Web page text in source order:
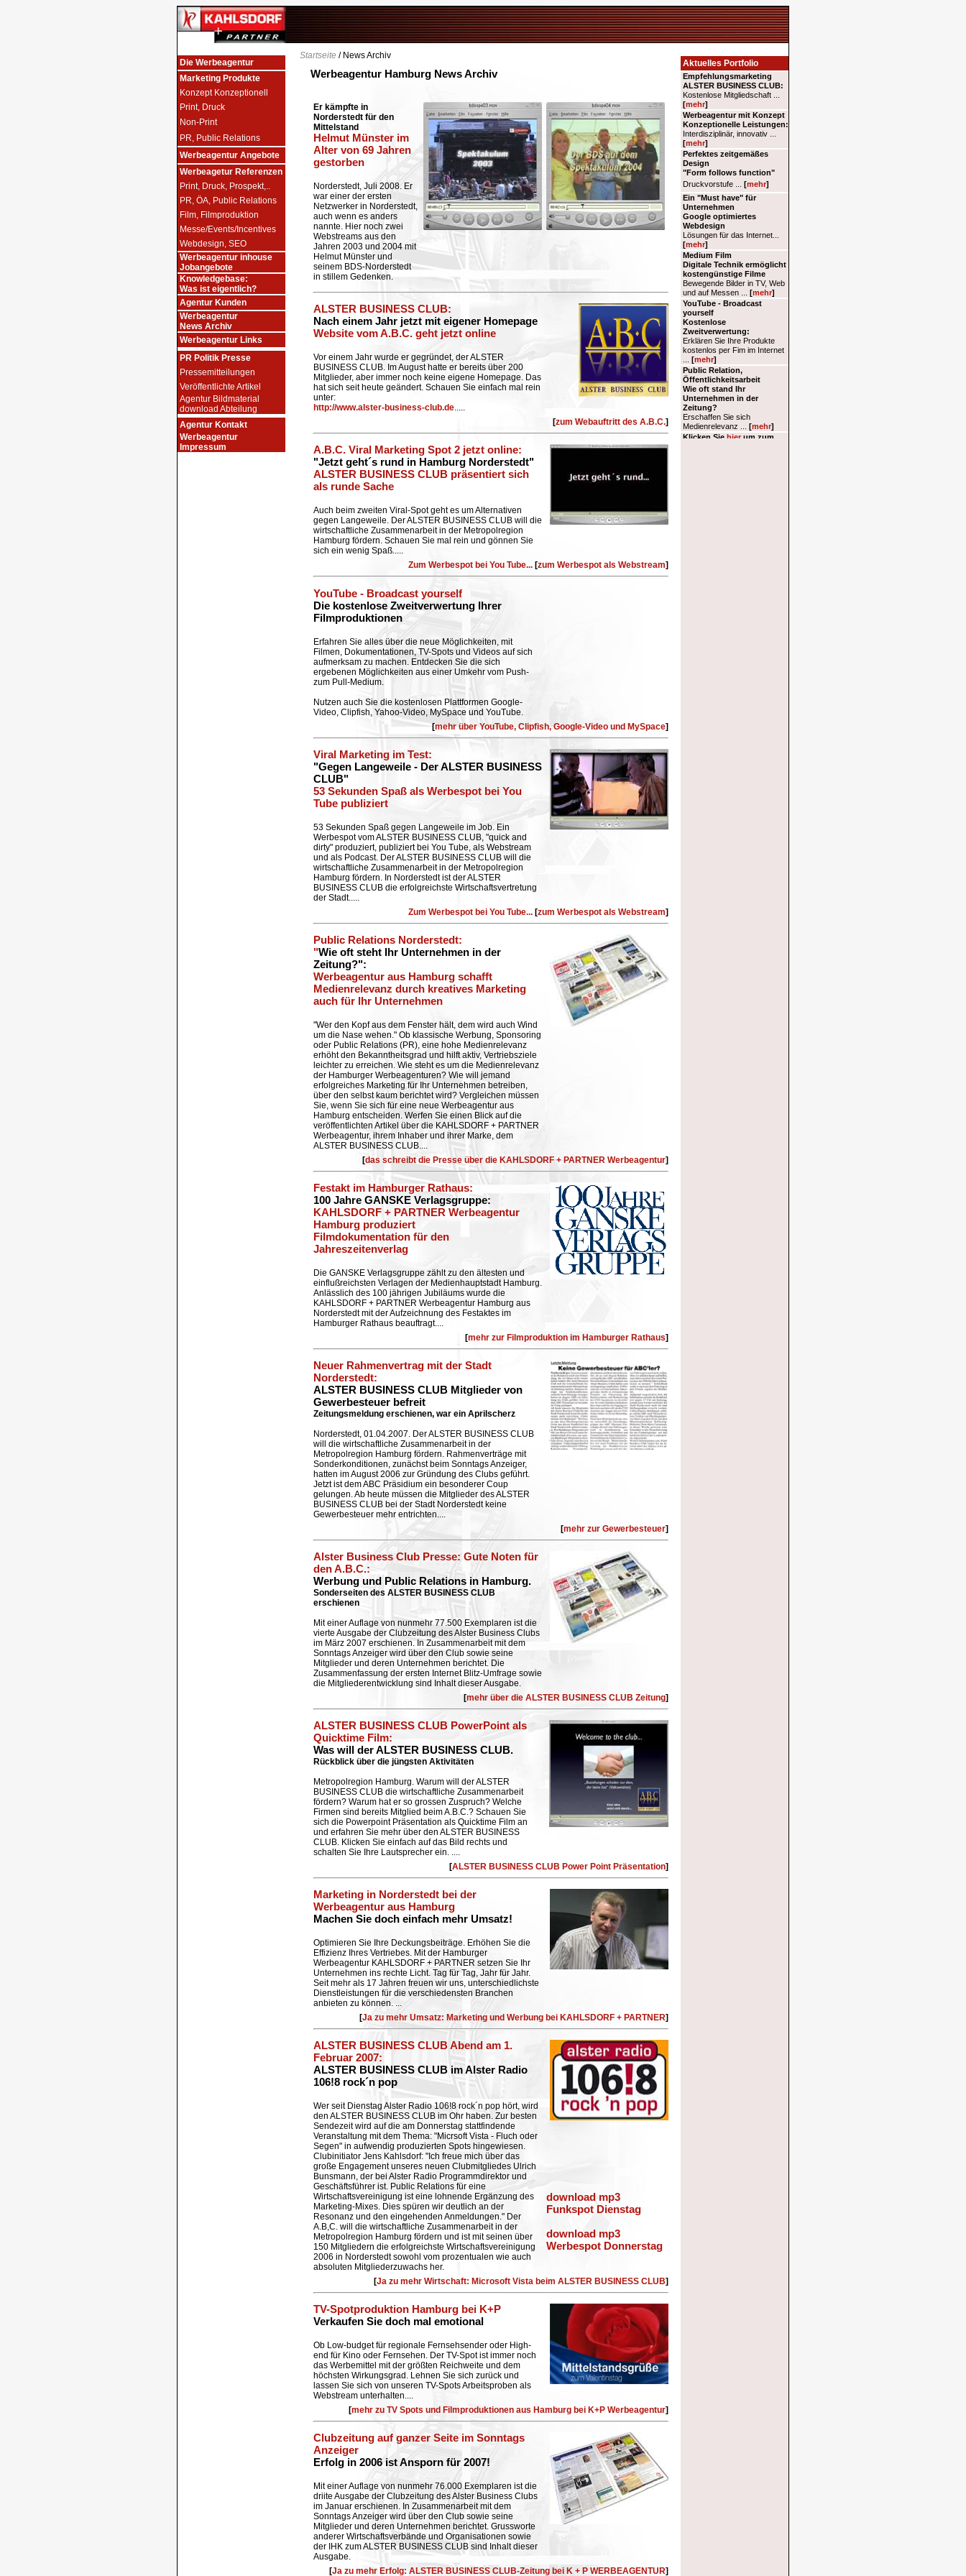
Die Werbeagentur
Marketing Produkte
Konzept Konzeptionell
Print, Druck
Non-Print
PR, Public Relations
Werbeagentur Angebote
Werbeagetur Referenzen
Print, Druck, Prospekt,..
PR, ÖA, Public Relations
Film, Filmproduktion
Messe/Events/Incentives
Webdesign, SEO
Werbeagentur inhouse
Jobangebote
Knowledgebase:
Was ist eigentlich?
Agentur Kunden
Werbeagentur
News Archiv
Werbeagentur Links
PR Politik Presse
Pressemitteilungen
Veröffentlichte Artikel
Agentur Bildmaterial
download Abteilung
Agentur Kontakt
Werbeagentur
Impressum
Startseite / News Archiv
Werbeagentur Hamburg News Archiv
Er kämpfte in
Norderstedt für den
Mittelstand
Helmut Münster im
Alter von 69 Jahren
gestorben
Norderstedt, Juli 2008. Er
war einer der ersten
Netzwerker in Norderstedt,
auch wenn es anders
nannte. Hier noch zwei
Webstreams aus den
Jahren 2003 und 2004 mit
Helmut Münster und
seinem BDS-Norderstedt
in stillem Gedenken.
ALSTER BUSINESS CLUB:
Nach einem Jahr jetzt mit eigener Homepage
Website vom A.B.C. geht jetzt online
Vor einem Jahr wurde er gegründet, der ALSTER
BUSINESS CLUB. Im August hatte er bereits über 200
Mitglieder, aber immer noch keine eigene Homepage. Das
hat sich seit heute geändert. Schauen Sie einfach mal rein
unter:
http://www.alster-business-club.de.....
[zum Webauftritt des A.B.C.]
A.B.C. Viral Marketing Spot 2 jetzt online:
"Jetzt geht´s rund in Hamburg Norderstedt"
ALSTER BUSINESS CLUB präsentiert sich
als runde Sache
Auch beim zweiten Viral-Spot geht es um Alternativen
gegen Langeweile. Der ALSTER BUSINESS CLUB will die
wirtschaftliche Zusammenarbeit in der Metropolregion
Hamburg fördern. Schauen Sie mal rein und gönnen Sie
sich ein wenig Spaß.....
Zum Werbespot bei You Tube... [zum Werbespot als Webstream]
YouTube - Broadcast yourself
Die kostenlose Zweitverwertung Ihrer
Filmproduktionen
Erfahren Sie alles über die neue Möglichkeiten, mit
Filmen, Dokumentationen, TV-Spots und Videos auf sich
aufmerksam zu machen. Entdecken Sie die sich
ergebenen Möglichkeiten aus einer Umkehr vom Push-
zum Pull-Medium.
Nutzen auch Sie die kostenlosen Plattformen Google-
Video, Clipfish, Yahoo-Video, MySpace und YouTube.
[mehr über YouTube, Clipfish, Google-Video und MySpace]
Viral Marketing im Test:
"Gegen Langeweile - Der ALSTER BUSINESS
CLUB"
53 Sekunden Spaß als Werbespot bei You
Tube publiziert
53 Sekunden Spaß gegen Langeweile im Job. Ein
Werbespot vom ALSTER BUSINESS CLUB, "quick and
dirty" produziert, publiziert bei You Tube, als Webstream
und als Podcast. Der ALSTER BUSINESS CLUB will die
wirtschaftliche Zusammenarbeit in der Metropolregion
Hamburg fördern. In Norderstedt ist der ALSTER
BUSINESS CLUB die erfolgreichste Wirtschaftsvertretung
der Stadt.....
Zum Werbespot bei You Tube... [zum Werbespot als Webstream]
Public Relations Norderstedt:
"Wie oft steht Ihr Unternehmen in der
Zeitung?":
Werbeagentur aus Hamburg schafft
Medienrelevanz durch kreatives Marketing
auch für Ihr Unternehmen
"Wer den Kopf aus dem Fenster hält, dem wird auch Wind
um die Nase wehen." Ob klassische Werbung, Sponsoring
oder Public Relations (PR), eine hohe Medienrelevanz
erhöht den Bekanntheitsgrad und hilft aktiv, Vertriebsziele
leichter zu erreichen. Wie steht es um die Medienrelevanz
der Hamburger Werbeagenturen? Wie will jemand
erfolgreiches Marketing für Ihr Unternehmen betreiben,
über den selbst kaum berichtet wird? Vergleichen müssen
Sie, wenn Sie sich für eine neue Werbeagentur aus
Hamburg entscheiden. Werfen Sie einen Blick auf die
veröffentlichten Artikel über die KAHLSDORF + PARTNER
Werbeagentur, ihrem Inhaber und ihrer Marke, dem
ALSTER BUSINESS CLUB....
[das schreibt die Presse über die KAHLSDORF + PARTNER Werbeagentur]
Festakt im Hamburger Rathaus:
100 Jahre GANSKE Verlagsgruppe:
KAHLSDORF + PARTNER Werbeagentur
Hamburg produziert
Filmdokumentation für den
Jahreszeitenverlag
Die GANSKE Verlagsgruppe zählt zu den ältesten und
einflußreichsten Verlagen der Medienhauptstadt Hamburg.
Anlässlich des 100 jährigen Jubiläums wurde die
KAHLSDORF + PARTNER Werbeagentur Hamburg aus
Norderstedt mit der Aufzeichnung des Festaktes im
Hamburger Rathaus beauftragt....
[mehr zur Filmproduktion im Hamburger Rathaus]
Neuer Rahmenvertrag mit der Stadt
Norderstedt:
ALSTER BUSINESS CLUB Mitglieder von
Gewerbesteuer befreit
Zeitungsmeldung erschienen, war ein Aprilscherz
Norderstedt, 01.04.2007. Der ALSTER BUSINESS CLUB
will die wirtschaftliche Zusammenarbeit in der
Metropolregion Hamburg fördern. Rahmenverträge mit
Sonderkonditionen, zunächst beim Sonntags Anzeiger,
hatten im August 2006 zur Gründung des Clubs geführt.
Jetzt ist dem ABC Präsidium ein besonderer Coup
gelungen. Ab heute müssen die Mitglieder des ALSTER
BUSINESS CLUB bei der Stadt Norderstedt keine
Gewerbesteuer mehr entrichten....
[mehr zur Gewerbesteuer]
Alster Business Club Presse: Gute Noten für
den A.B.C.:
Werbung und Public Relations in Hamburg.
Sonderseiten des ALSTER BUSINESS CLUB
erschienen
Mit einer Auflage von nunmehr 77.500 Exemplaren ist die
vierte Ausgabe der Clubzeitung des Alster Business Clubs
im März 2007 erschienen. In Zusammenarbeit mit dem
Sonntags Anzeiger wird über den Club sowie seine
Mitglieder und deren Unternehmen berichtet. Die
Zusammenfassung der ersten Internet Blitz-Umfrage sowie
die Mitgliederentwicklung sind Inhalt dieser Ausgabe.
[mehr über die ALSTER BUSINESS CLUB Zeitung]
ALSTER BUSINESS CLUB PowerPoint als
Quicktime Film:
Was will der ALSTER BUSINESS CLUB.
Rückblick über die jüngsten Aktivitäten
Metropolregion Hamburg. Warum will der ALSTER
BUSINESS CLUB die wirtschaftliche Zusammenarbeit
fördern? Warum hat er so grossen Zuspruch? Welche
Firmen sind bereits Mitglied beim A.B.C.? Schauen Sie
sich die Powerpoint Präsentation als Quicktime Film an
und erfahren Sie mehr über den ALSTER BUSINESS
CLUB. Klicken Sie einfach auf das Bild rechts und
schalten Sie Ihre Lautsprecher ein. ....
[ALSTER BUSINESS CLUB Power Point Präsentation]
Marketing in Norderstedt bei der
Werbeagentur aus Hamburg
Machen Sie doch einfach mehr Umsatz!
Optimieren Sie Ihre Deckungsbeiträge. Erhöhen Sie die
Effizienz Ihres Vertriebes. Mit der Hamburger
Werbeagentur KAHLSDORF + PARTNER setzen Sie Ihr
Unternehmen ins rechte Licht. Tag für Tag, Jahr für Jahr.
Seit mehr als 17 Jahren freuen wir uns, unterschiedlichste
Dienstleistungen für die verschiedensten Branchen
anbieten zu können. ...
[Ja zu mehr Umsatz: Marketing und Werbung bei KAHLSDORF + PARTNER]
ALSTER BUSINESS CLUB Abend am 1.
Februar 2007:
ALSTER BUSINESS CLUB im Alster Radio
106!8 rock´n pop
Wer seit Dienstag Alster Radio 106!8 rock´n pop hört, wird
den ALSTER BUSINESS CLUB im Ohr haben. Zur besten
Sendezeit wird auf die am Donnerstag stattfindende
Veranstaltung mit dem Thema: "Micrsoft Vista - Fluch oder
Segen" in aufwendig produzierten Spots hingewiesen.
Clubinitiator Jens Kahlsdorf: "Ich freue mich über das
große Engagement unseres neuen Clubmitgliedes Ulrich
Bunsmann, der bei Alster Radio Programmdirektor und
Geschäftsführer ist. Public Relations für eine
Wirtschaftsvereinigung ist eine lohnende Ergänzung des
Marketing-Mixes. Dies spüren wir deutlich an der
Resonanz und den eingehenden Anmeldungen." Der
A.B,C. will die wirtschaftliche Zusammenarbeit in der
Metropolregion Hamburg fördern und ist mit seinen über
150 Mitgliedern die erfolgreichste Wirtschaftsvereinigung
2006 in Norderstedt sowohl vom prozentualen wie auch
absoluten Mitgliederzuwachs her.
download mp3
Funkspot Dienstag
download mp3
Werbespot Donnerstag
[Ja zu mehr Wirtschaft: Microsoft Vista beim ALSTER BUSINESS CLUB]
TV-Spotproduktion Hamburg bei K+P
Verkaufen Sie doch mal emotional
Ob Low-budget für regionale Fernsehsender oder High-
end für Kino oder Fernsehen. Der TV-Spot ist immer noch
das Werbemittel mit der größten Reichweite und dem
höchsten Wirkungsgrad. Lehnen Sie sich zurück und
lassen Sie sich von unseren TV-Spots Arbeitsproben als
Webstream unterhalten....
[mehr zu TV Spots und Filmproduktionen aus Hamburg bei K+P Werbeagentur]
Clubzeitung auf ganzer Seite im Sonntags
Anzeiger
Erfolg in 2006 ist Ansporn für 2007!
Mit einer Auflage von nunmehr 76.000 Exemplaren ist die
driite Ausgabe der Clubzeitung des Alster Business Clubs
im Januar erschienen. In Zusammenarbeit mit dem
Sonntags Anzeiger wird über den Club sowie seine
Mitglieder und deren Unternehmen berichtet. Grussworte
anderer Wirtschaftsverbände und Organisationen sowie
der IHK zum ALSTER BUSINESS CLUB sind Inhalt dieser
Ausgabe.
[Ja zu mehr Erfolg: ALSTER BUSINESS CLUB-Zeitung bei K + P WERBEAGENTUR]